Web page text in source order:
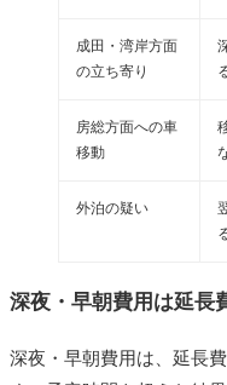
成田・湾岸方面
の立ち寄り
房総方面への車
移動
外泊の疑い
深夜・早朝費用は延長
深夜・早朝費用は、延長